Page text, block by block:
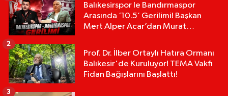
Balıkesirspor le Bandırmaspor
Arasında ‘10.5’ Gerilimi! Başkan
Mert Alper Acar’dan Murat
Prof. Dr. İlber Ortaylı Hatıra Ormanı
Balıkesir'de Kuruluyor! TEMA Vakfı
Fidan Bağışlarını Başlattı!
2
3